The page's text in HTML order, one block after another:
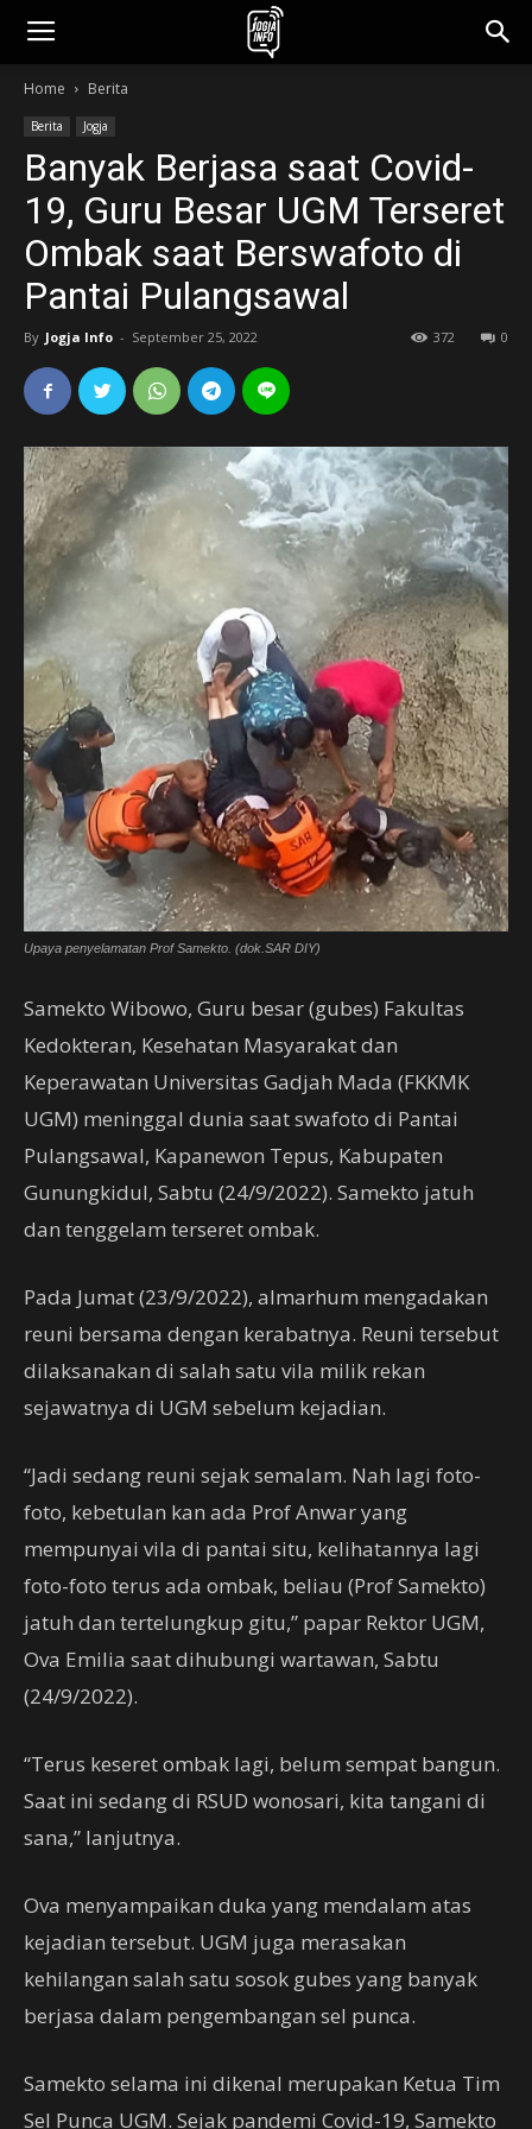
jogjainfo.id
Home Berita
Berita Jogja
Banyak Berjasa saat Covid-
19, Guru Besar UGM Terseret
Ombak saat Berswafoto di
Pantai Pulangsawal
By Jogja Info - September 25, 2022 0
372
Upaya penyelamatan Prof Samekto. (dok.SAR DIY)
Samekto Wibowo, Guru besar (gubes) Fakultas
Kedokteran, Kesehatan Masyarakat dan
Keperawatan Universitas Gadjah Mada (FKKMK
UGM) meninggal dunia saat swafoto di Pantai
Pulangsawal, Kapanewon Tepus, Kabupaten
Gunungkidul, Sabtu (24/9/2022). Samekto jatuh
dan tenggelam terseret ombak.
Pada Jumat (23/9/2022), almarhum mengadakan
reuni bersama dengan kerabatnya. Reuni tersebut
dilaksanakan di salah satu vila milik rekan
sejawatnya di UGM sebelum kejadian.
“Jadi sedang reuni sejak semalam. Nah lagi foto-
foto, kebetulan kan ada Prof Anwar yang
mempunyai vila di pantai situ, kelihatannya lagi
foto-foto terus ada ombak, beliau (Prof Samekto)
jatuh dan tertelungkup gitu,” papar Rektor UGM,
Ova Emilia saat dihubungi wartawan, Sabtu
(24/9/2022).
“Terus keseret ombak lagi, belum sempat bangun.
Saat ini sedang di RSUD wonosari, kita tangani di
sana,” lanjutnya.
Ova menyampaikan duka yang mendalam atas
kejadian tersebut. UGM juga merasakan
kehilangan salah satu sosok gubes yang banyak
berjasa dalam pengembangan sel punca.
Samekto selama ini dikenal merupakan Ketua Tim
Sel Punca UGM. Sejak pandemi Covid-19, Samekto